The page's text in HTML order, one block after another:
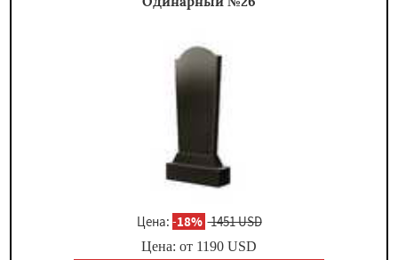
Цена: -18% 1451 USD
Цена: от 1190 USD